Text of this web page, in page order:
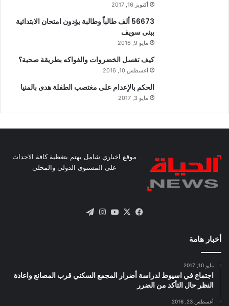
أكتوبر 16, 2017
56673 ألف طالباً وطالبة يؤدون امتحان الابتدائية
ببنى سويف
مايو 9, 2016
كيف تغسل الخضروات والفواكه بطريقة صحية؟
أغسطس 10, 2016
الحكم بالإعدام على مغتصب الطفلة هدى بالمنيا
مايو 3, 2017
موقع اخباري شامل يهتم بتغطية كافة الاحداث
على المستوى الدولي والمحلي
فيسبوك
X يوتيوبانستقرام
أخبار هامة
مايو 10, 2017
اجتماع في اسيوط لدراسة أضرار المجمع السكني قرب المصانع واعادة
النظر حال التأكد من الضرر
أغسطس 23, 2016